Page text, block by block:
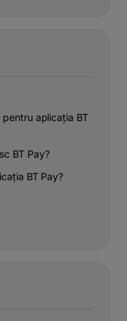
pentru aplicația BT
BT Pay?
BT Pay?